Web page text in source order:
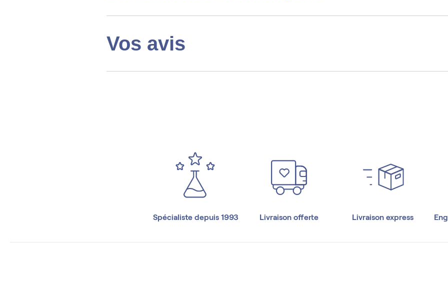
Vos avis
Spécialiste depuis 1993 Livraison offerte Livraison express